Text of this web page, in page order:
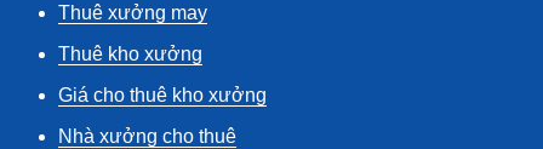
Thuê xưởng may
Thuê kho xưởng
Giá cho thuê kho xưởng
Nhà xưởng cho thuê